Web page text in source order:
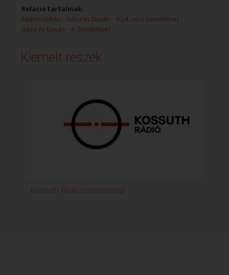
Reláció tartalmak:
Rádiószínház - Géza és Dusán - 10/4. rész (ismétlése)
Géza és Dusán - 4. (ismétlése)
Kiemelt részek
Kossuth Rádió csatornalogó